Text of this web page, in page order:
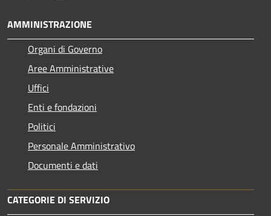
AMMINISTRAZIONE
Organi di Governo
Aree Amministrative
Uffici
Enti e fondazioni
Politici
Personale Amministrativo
Documenti e dati
CATEGORIE DI SERVIZIO